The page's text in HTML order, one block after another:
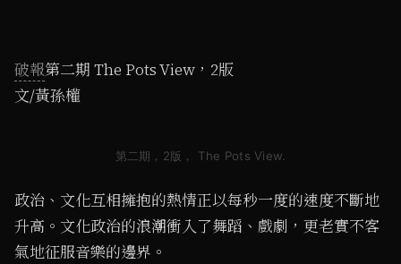
破報第二期 The Pots View，2版
文/黃孫權
第二期，2版， The Pots View.
政治、文化互相擁抱的熱情正以每秒一度的速度不斷地
升高。文化政治的浪潮衝入了舞蹈、戲劇，更老實不客
氣地征服音樂的邊界。